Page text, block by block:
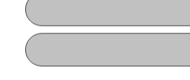
Sie an der Universität